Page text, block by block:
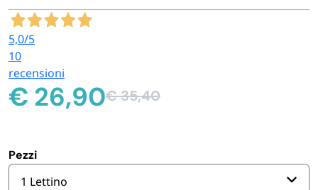
PET
FORNITURE SETTORE HO.RE.CA
5,0/5
10
recensioni
€35,40
Il
era:
€ 35,40.
€ 26,90
Il
è:
€ 26,90.
Pezzi
1 Lettino